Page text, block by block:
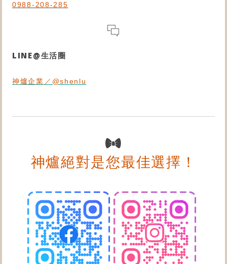
0988-208-285
LINE@生活圈
神爐企業／@shenlu
神爐絕對是您最佳選擇！